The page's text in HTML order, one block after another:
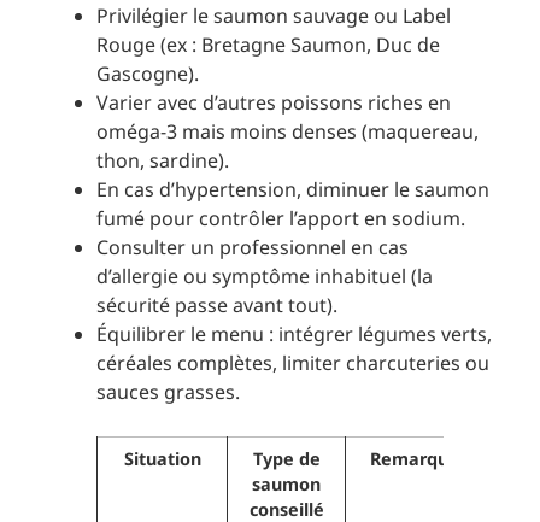
Privilégier le saumon sauvage ou Label
Rouge (ex : Bretagne Saumon, Duc de
Gascogne).
Varier avec d’autres poissons riches en
oméga-3 mais moins denses (maquereau,
thon, sardine).
En cas d’hypertension, diminuer le saumon
fumé pour contrôler l’apport en sodium.
Consulter un professionnel en cas
d’allergie ou symptôme inhabituel (la
sécurité passe avant tout).
Équilibrer le menu : intégrer légumes verts,
céréales complètes, limiter charcuteries ou
sauces grasses.
Situation
Type de
saumon
conseillé
Remarque